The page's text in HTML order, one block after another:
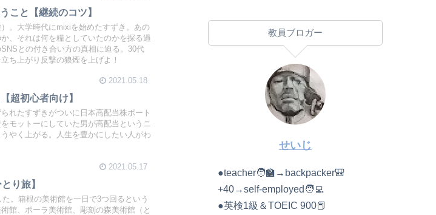
こと【継続のコツ】
。大学時代にmixiを始めたすずき。あの
、それは何を糧としていたのかを探る過
との付き合い方の真相に迫る。30代
ち上がり反撃の狼煙を上げよ！
2021.05.18
超初心者向け】
れたすずきがついに日本高配当株ポート
モットーにしていた男が高配当というニ
やく上がる。人生を豊かにしたい人がわ
2021.05.17
り旅】
。箱根の美術館を一日で3つ回るという
館、ポーラ美術館、彫刻の森美術館（と
教員ブロガー
せいじ
●teacher🧑‍🏫→backpacker🎒
+40→self-employed🧑‍💻
●英検1級＆TOEIC 900📕